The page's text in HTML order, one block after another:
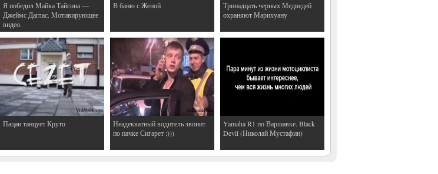
Я победил Майка Тайсона —
Джеймс Даглас. Мотивирующее
видео.
В баню с Женой
Тринадцать черных Медведей
охраняют Марихуану
Пацан танцует Круто
Неадекватный водитель звонит
по пачке Сигарет :)))
Yamaha R1 по Варшавке. Black
Devil (Николай Мустафин)